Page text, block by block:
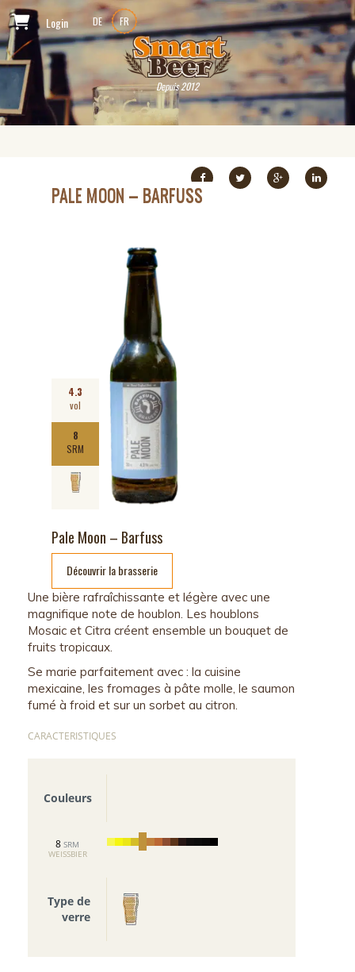
Login DE FR
Depuis 2012
PALE MOON – BARFUSS
Pale Moon – Barfuss
4.3
vol
8
SRM
Découvrir la brasserie
Une bière rafraîchissante et légère avec une
magnifique note de houblon. Les houblons
Mosaic et Citra créent ensemble un bouquet de
fruits tropicaux.
Se marie parfaitement avec : la cuisine
mexicaine, les fromages à pâte molle, le saumon
fumé à froid et sur un sorbet au citron.
CARACTERISTIQUES
Couleurs
8 SRM
WEISSBIER
Type de
verre